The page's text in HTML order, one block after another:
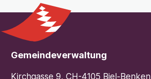
Footer
Gemeindeverwaltung
Kirchgasse 9, CH-4105 Biel-Benken